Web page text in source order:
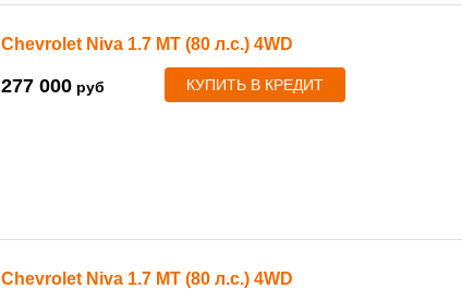
Chevrolet Niva 1.7 MT (80 л.с.) 4WD
277 000 руб КУПИТЬ В КРЕДИТ
Chevrolet Niva 1.7 MT (80 л.с.) 4WD